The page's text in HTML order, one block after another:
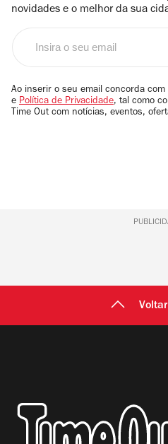
novidades e o melhor da sua
email
Ao inserir o seu email concorda com
e Política de Privacidade, tal como
Time Out com notícias, eventos,